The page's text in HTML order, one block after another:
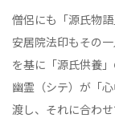
僧侶にも「源氏物
安居院法印もその
を基に「源氏供養
幽霊（シテ）が「
渡し、それに合わ